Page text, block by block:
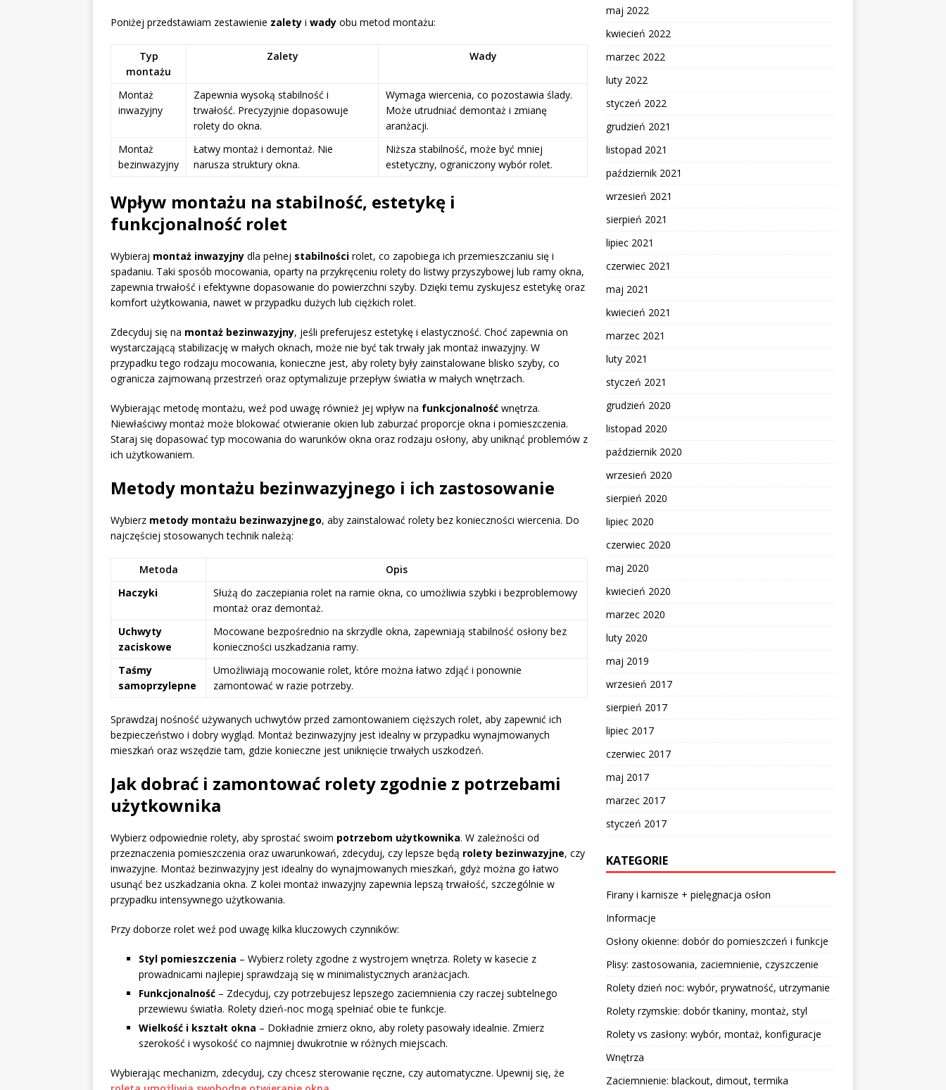
Poniżej przedstawiam zestawienie zalety i wady obu metod montażu:
Typ
montażu
Zalety Wady
Montaż
inwazyjny
Zapewnia wysoką stabilność i
trwałość. Precyzyjnie dopasowuje
rolety do okna.
Wymaga wiercenia, co pozostawia ślady.
Może utrudniać demontaż i zmianę
aranżacji.
Montaż
bezinwazyjny
Łatwy montaż i demontaż. Nie
narusza struktury okna.
Niższa stabilność, może być mniej
estetyczny, ograniczony wybór rolet.
Wpływ montażu na stabilność, estetykę i
funkcjonalność rolet
Wybieraj montaż inwazyjny dla pełnej stabilności rolet, co zapobiega ich przemieszczaniu się i
spadaniu. Taki sposób mocowania, oparty na przykręceniu rolety do listwy przyszybowej lub ramy okna,
zapewnia trwałość i efektywne dopasowanie do powierzchni szyby. Dzięki temu zyskujesz estetykę oraz
komfort użytkowania, nawet w przypadku dużych lub ciężkich rolet.
Zdecyduj się na montaż bezinwazyjny, jeśli preferujesz estetykę i elastyczność. Choć zapewnia on
wystarczającą stabilizację w małych oknach, może nie być tak trwały jak montaż inwazyjny. W
przypadku tego rodzaju mocowania, konieczne jest, aby rolety były zainstalowane blisko szyby, co
ogranicza zajmowaną przestrzeń oraz optymalizuje przepływ światła w małych wnętrzach.
Wybierając metodę montażu, weź pod uwagę również jej wpływ na funkcjonalność wnętrza.
Niewłaściwy montaż może blokować otwieranie okien lub zaburzać proporcje okna i pomieszczenia.
Staraj się dopasować typ mocowania do warunków okna oraz rodzaju osłony, aby uniknąć problemów z
ich użytkowaniem.
Metody montażu bezinwazyjnego i ich zastosowanie
Wybierz metody montażu bezinwazyjnego, aby zainstalować rolety bez konieczności wiercenia. Do
najczęściej stosowanych technik należą:
Metoda
Opis
Haczyki
Służą do zaczepiania rolet na ramie okna, co umożliwia szybki i bezproblemowy
montaż oraz demontaż.
Uchwyty
zaciskowe
Mocowane bezpośrednio na skrzydle okna, zapewniają stabilność osłony bez
konieczności uszkadzania ramy.
Taśmy
samoprzylepne
Umożliwiają mocowanie rolet, które można łatwo zdjąć i ponownie
zamontować w razie potrzeby.
Sprawdzaj nośność używanych uchwytów przed zamontowaniem cięższych rolet, aby zapewnić ich
bezpieczeństwo i dobry wygląd. Montaż bezinwazyjny jest idealny w przypadku wynajmowanych
mieszkań oraz wszędzie tam, gdzie konieczne jest uniknięcie trwałych uszkodzeń.
Jak dobrać i zamontować rolety zgodnie z potrzebami
użytkownika
Wybierz odpowiednie rolety, aby sprostać swoim potrzebom użytkownika. W zależności od
przeznaczenia pomieszczenia oraz uwarunkowań, zdecyduj, czy lepsze będą rolety bezinwazyjne, czy
inwazyjne. Montaż bezinwazyjny jest idealny do wynajmowanych mieszkań, gdyż można go łatwo
usunąć bez uszkadzania okna. Z kolei montaż inwazyjny zapewnia lepszą trwałość, szczególnie w
przypadku intensywnego użytkowania.
Przy doborze rolet weź pod uwagę kilka kluczowych czynników:
Styl pomieszczenia – Wybierz rolety zgodne z wystrojem wnętrza. Rolety w kasecie z
prowadnicami najlepiej sprawdzają się w minimalistycznych aranżacjach.
Funkcjonalność – Zdecyduj, czy potrzebujesz lepszego zaciemnienia czy raczej subtelnego
przewiewu światła. Rolety dzień-noc mogą spełniać obie te funkcje.
Wielkość i kształt okna – Dokładnie zmierz okno, aby rolety pasowały idealnie. Zmierz
szerokość i wysokość co najmniej dwukrotnie w różnych miejscach.
Wybierając mechanizm, zdecyduj, czy chcesz sterowanie ręczne, czy automatyczne. Upewnij się, że
maj 2022
kwiecień 2022
marzec 2022
luty 2022
styczeń 2022
grudzień 2021
listopad 2021
październik 2021
wrzesień 2021
sierpień 2021
lipiec 2021
czerwiec 2021
maj 2021
kwiecień 2021
marzec 2021
luty 2021
styczeń 2021
grudzień 2020
listopad 2020
październik 2020
wrzesień 2020
sierpień 2020
lipiec 2020
czerwiec 2020
maj 2020
kwiecień 2020
marzec 2020
luty 2020
maj 2019
wrzesień 2017
sierpień 2017
lipiec 2017
czerwiec 2017
maj 2017
marzec 2017
styczeń 2017
KATEGORIE
Firany i karnisze + pielęgnacja osłon
Informacje
Osłony okienne: dobór do pomieszczeń i funkcje
Plisy: zastosowania, zaciemnienie, czyszczenie
Rolety dzień noc: wybór, prywatność, utrzymanie
Rolety rzymskie: dobór tkaniny, montaż, styl
Rolety vs zasłony: wybór, montaż, konfiguracje
Wnętrza
Zaciemnienie: blackout, dimout, termika